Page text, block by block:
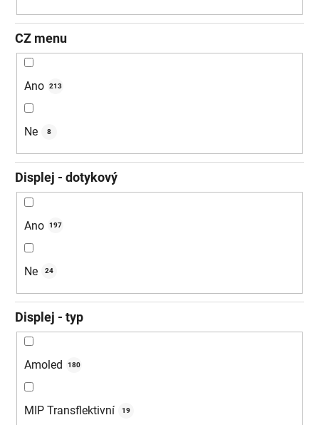
CZ menu
Ano 213
Ne 8
Displej - dotykový
Ano 197
Ne 24
Displej - typ
Amoled 180
MIP Transflektivní 19